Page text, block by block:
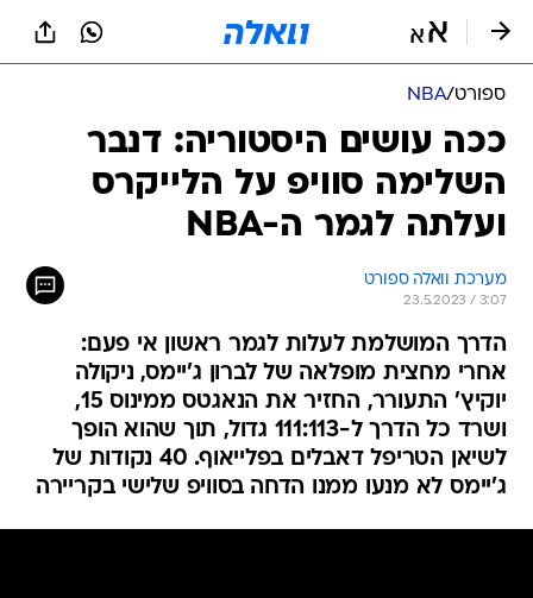
ספורט/
NBA
ככה עושים היסטוריה: דנבר
השלימה סוויפ על הלייקרס
ועלתה לגמר ה-NBA
מערכת וואלה ספורט
23.5.2023 / 3:07
הדרך המושלמת לעלות לגמר ראשון אי פעם:
אחרי מחצית מופלאה של לברון ג'יימס, ניקולה
יוקיץ' התעורר, החזיר את הנאגטס ממינוס 15,
ושרד כל הדרך ל-111:113 גדול, תוך שהוא הופך
לשיאן הטריפל דאבלים בפלייאוף. 40 נקודות של
ג'יימס לא מנעו ממנו הדחה בסוויפ שלישי בקריירה